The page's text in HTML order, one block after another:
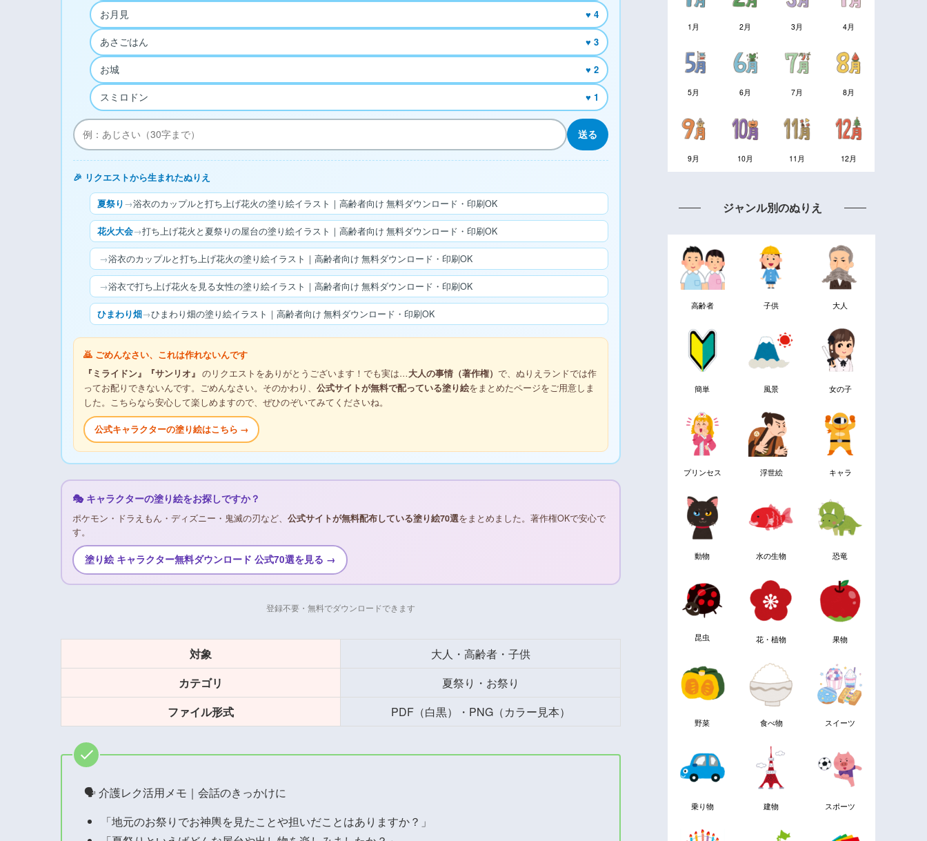
お月見 ♥ 4
あさごはん ♥ 3
お城 ♥ 2
スミロドン ♥ 1
送る
🎉 リクエストから生まれたぬりえ
夏祭り→浴衣のカップルと打ち上げ花火の塗り絵イラスト｜高齢者向け 無料ダウンロード・印刷OK
花火大会→打ち上げ花火と夏祭りの屋台の塗り絵イラスト｜高齢者向け 無料ダウンロード・印刷OK
→浴衣のカップルと打ち上げ花火の塗り絵イラスト｜高齢者向け 無料ダウンロード・印刷OK
→浴衣で打ち上げ花火を見る女性の塗り絵イラスト｜高齢者向け 無料ダウンロード・印刷OK
ひまわり畑→ひまわり畑の塗り絵イラスト｜高齢者向け 無料ダウンロード・印刷OK
🙇 ごめんなさい、これは作れないんです
『ミライドン』『サンリオ』 のリクエストをありがとうございます！でも実は…大人の事情（著作権） で、ぬりえランドでは作
ってお配りできないんです。ごめんなさい。そのかわり、 公式サイトが無料で配っている塗り絵をまとめたページをご用意しま
した。こちらなら安心して楽しめますので、ぜひのぞいてみてくださいね。
公式キャラクターの塗り絵はこちら →
🎭 キャラクターの塗り絵をお探しですか？
ポケモン・ドラえもん・ディズニー・鬼滅の刃など、 公式サイトが無料配布している塗り絵70選をまとめました。著作権OKで安心で
す。
塗り絵 キャラクター無料ダウンロード 公式70選を見る →
登録不要・無料でダウンロードできます
対象
大人・高齢者・子供
カテゴリ
夏祭り・お祭り
ファイル形式
PDF（白黒）・PNG（カラー見本）
🗣 介護レク活用メモ｜会話のきっかけに
「地元のお祭りでお神輿を見たことや担いだことはありますか？」
1月 2月 3月 4月
5月 6月 7月 8月
9月 10月 11月 12月
ジャンル別のぬりえ
高齢者 子供 大人
簡単 風景 女の子
プリンセス 浮世絵 キャラ
動物 水の生物 恐竜
昆虫 花・植物 果物
野菜 食べ物 スイーツ
乗り物 建物 スポーツ